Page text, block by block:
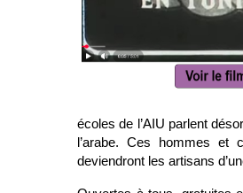
écoles de l’AIU parlent
l’arabe. Ces hommes et
deviendront les artisans